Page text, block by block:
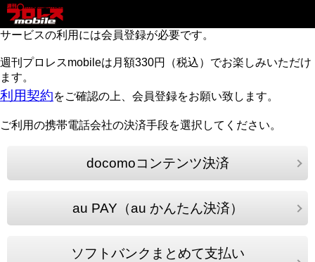
サービスの利用には会員登録が必要です。
週刊プロレスmobileは月額330円（税込）でお楽しみいただけ
ます。
利用契約をご確認の上、会員登録をお願い致します。
ご利用の携帯電話会社の決済手段を選択してください。
docomoコンテンツ決済
au PAY（au かんたん決済）
ソフトバンクまとめて支払い